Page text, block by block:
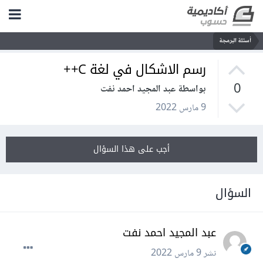
أسئلة البرمجة
0
رسم الاشكال في لغة C++
بواسطة عبد المجيد احمد نفت
9 مارس 2022
أجب على هذا السؤال
السؤال
عبد المجيد احمد نفت
نشر9 مارس 2022